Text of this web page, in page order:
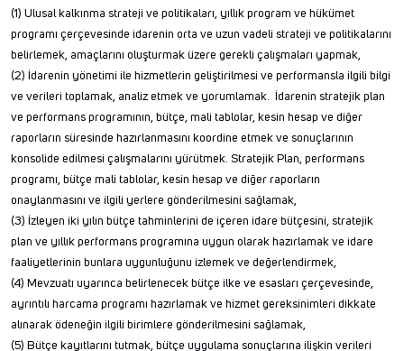
(1) Ulusal kalkınma strateji ve politikaları, yıllık program ve hükümet
programı çerçevesinde idarenin orta ve uzun vadeli strateji ve politikalarını
belirlemek, amaçlarını oluşturmak üzere gerekli çalışmaları yapmak,
(2) İdarenin yönetimi ile hizmetlerin geliştirilmesi ve performansla ilgili bilgi
ve verileri toplamak, analiz etmek ve yorumlamak. İdarenin stratejik plan
ve performans programının, bütçe, mali tablolar, kesin hesap ve diğer
raporların süresinde hazırlanmasını koordine etmek ve sonuçlarının
konsolide edilmesi çalışmalarını yürütmek. Stratejik Plan, performans
programı, bütçe mali tablolar, kesin hesap ve diğer raporların
onaylanmasını ve ilgili yerlere gönderilmesini sağlamak,
(3) İzleyen iki yılın bütçe tahminlerini de içeren idare bütçesini, stratejik
plan ve yıllık performans programına uygun olarak hazırlamak ve idare
faaliyetlerinin bunlara uygunluğunu izlemek ve değerlendirmek,
(4) Mevzuatı uyarınca belirlenecek bütçe ilke ve esasları çerçevesinde,
ayrıntılı harcama programı hazırlamak ve hizmet gereksinimleri dikkate
alınarak ödeneğin ilgili birimlere gönderilmesini sağlamak,
(5) Bütçe kayıtlarını tutmak, bütçe uygulama sonuçlarına ilişkin verileri